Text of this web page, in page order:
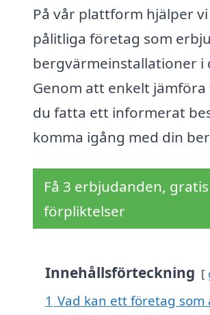
På vår plattform hjälper
pålitliga företag som
bergvärmeinstallationer i
Genom att enkelt
du fatta ett informerat
komma igång med din
Få 3 erbjudanden,
förpliktelser
Innehållsförteckning
1 Vad kan ett företag